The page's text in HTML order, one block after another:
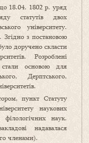
18.04. 1802 р. уряд
статутів двох
університету.
Згідно з постановою
доручено скласти
Розроблені
основою для
Дерптського,
пункт Статуту
наукових
наук.
надавалася
членами).